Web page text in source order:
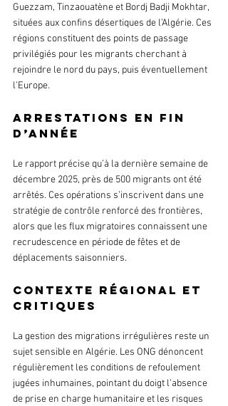
Guezzam, Tinzaouatène et Bordj Badji Mokhtar,
situées aux confins désertiques de l’Algérie. Ces
régions constituent des points de passage
privilégiés pour les migrants cherchant à
rejoindre le nord du pays, puis éventuellement
l’Europe.
Arrestations en fin
d’année
Le rapport précise qu’à la dernière semaine de
décembre 2025, près de 500 migrants ont été
arrêtés. Ces opérations s’inscrivent dans une
stratégie de contrôle renforcé des frontières,
alors que les flux migratoires connaissent une
recrudescence en période de fêtes et de
déplacements saisonniers.
Contexte régional et
critiques
La gestion des migrations irrégulières reste un
sujet sensible en Algérie. Les ONG dénoncent
régulièrement les conditions de refoulement
jugées inhumaines, pointant du doigt l’absence
de prise en charge humanitaire et les risques